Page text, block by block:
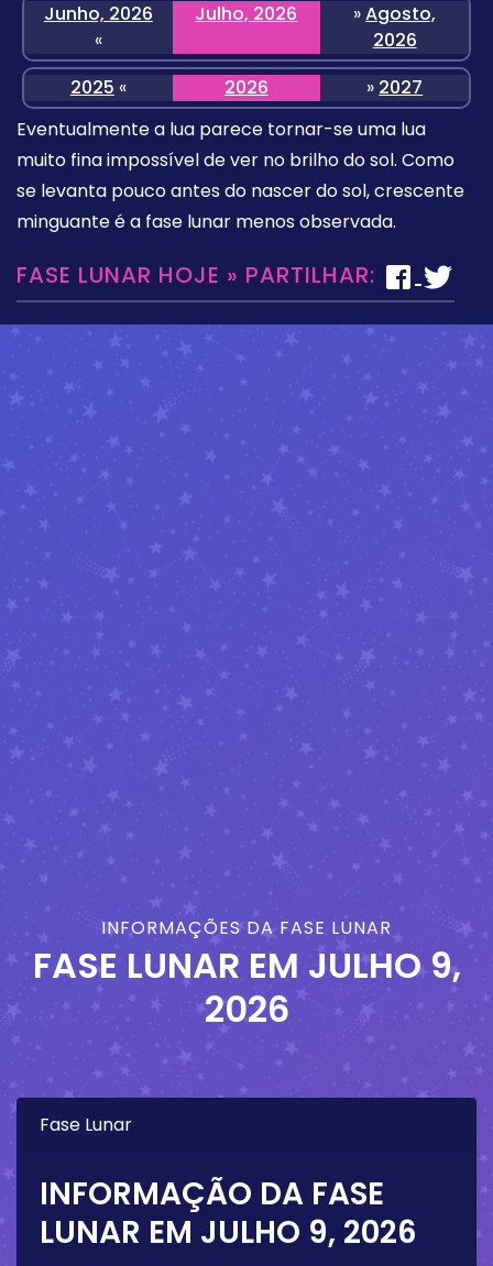
Junho, 2026
«
Julho, 2026 »Agosto,
2026
2025 « 2026 » 2027
Eventualmente a lua parece tornar-se uma lua
muito fina impossível de ver no brilho do sol. Como
se levanta pouco antes do nascer do sol, crescente
minguante é a fase lunar menos observada.
FASE LUNAR HOJE » PARTILHAR:
INFORMAÇÕES DA FASE LUNAR
FASE LUNAR EM JULHO 9,
2026
Fase Lunar
INFORMAÇÃO DA FASE
LUNAR EM JULHO 9, 2026